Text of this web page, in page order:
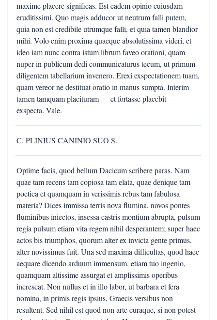
maxime placere significas. Est eadem opinio cuiusdam
eruditissimi. Quo magis adducor ut neutrum falli putem,
quia non est credibile utrumque falli, et quia tamen blandior
mihi. Volo enim proxima quaeque absolutissima videri, et
ideo iam nunc contra istum librum faveo orationi, quam
nuper in publicum dedi communicaturus tecum, ut primum
diligentem tabellarium invenero. Erexi exspectationem tuam,
quam vereor ne destituat oratio in manus sumpta. Interim
tamen tamquam placituram — et fortasse placebit —
exspecta. Vale.
C. PLINIUS CANINIO SUO S.
Optime facis, quod bellum Dacicum scribere paras. Nam
quae tam recens tam copiosa tam elata, quae denique tam
poetica et quamquam in verissimis rebus tam fabulosa
materia? Dices immissa terris nova flumina, novos pontes
fluminibus iniectos, insessa castris montium abrupta, pulsum
regia pulsum etiam vita regem nihil desperantem; super haec
actos bis triumphos, quorum alter ex invicta gente primus,
alter novissimus fuit. Una sed maxima difficultas, quod haec
aequare dicendo arduum immensum, etiam tuo ingenio,
quamquam altissime assurgat et amplissimis operibus
increscat. Non nullus et in illo labor, ut barbara et fera
nomina, in primis regis ipsius, Graecis versibus non
resultent. Sed nihil est quod non arte curaque, si non potest